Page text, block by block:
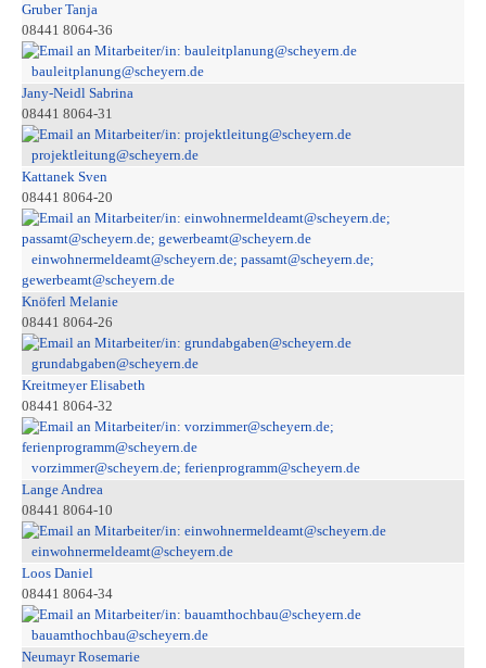
Gruber Tanja
08441 8064-36
bauleitplanung@scheyern.de
Jany-Neidl Sabrina
08441 8064-31
projektleitung@scheyern.de
Kattanek Sven
08441 8064-20
einwohnermeldeamt@scheyern.de; passamt@scheyern.de;
gewerbeamt@scheyern.de
Knöferl Melanie
08441 8064-26
grundabgaben@scheyern.de
Kreitmeyer Elisabeth
08441 8064-32
vorzimmer@scheyern.de; ferienprogramm@scheyern.de
Lange Andrea
08441 8064-10
einwohnermeldeamt@scheyern.de
Loos Daniel
08441 8064-34
bauamthochbau@scheyern.de
Neumayr Rosemarie